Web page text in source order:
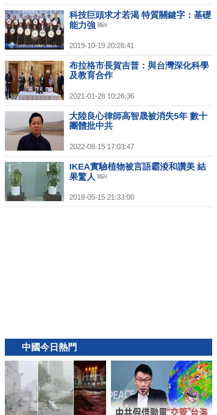
科技巨頭求才若渴 特質關鍵字：基礎
能力強
2019-10-19 20:26:41
布拉格市長賀吉普：與台灣深化科學
及教育合作
2021-01-28 10:26:36
大陸良心律師高智晟被消失5年 數十
團體批中共
2022-08-15 17:03:47
IKEA實驗植物被言語霸淩和讚美 結
果驚人
2018-05-15 21:33:00
中國今日熱門